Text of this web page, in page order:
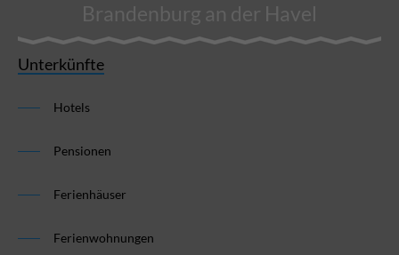
Brandenburg an der Havel
Unterkünfte
Hotels
Pensionen
Ferienhäuser
Ferienwohnungen